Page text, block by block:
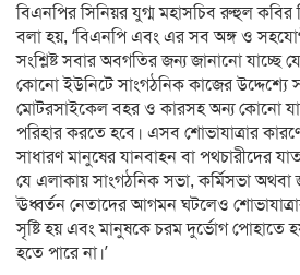
বিএনপির সিনিয়র যুগ্ম মহাসচিব রুহুল কবির
বলা হয়, ‘বিএনপি এবং এর সব অঙ্গ ও
সংশ্লিষ্ট সবার অবগতির জন্য জানানো যাচ্ছে
কোনো ইউনিটে সাংগঠনিক কাজের
মোটরসাইকেল বহর ও কারসহ অন্য কোনো
পরিহার করতে হবে। এসব শোভাযাত্রার
সাধারণ মানুষের যানবাহন বা পথচারীদের
যে এলাকায় সাংগঠনিক সভা, কর্মিসভা
ঊধ্বর্তন নেতাদের আগমন ঘটলেও
সৃষ্টি হয় এবং মানুষকে চরম দুর্ভোগ পোহাতে
হতে পারে না।’